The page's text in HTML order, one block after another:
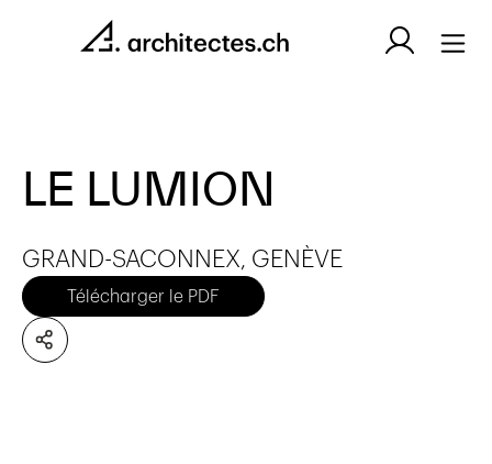
LE LUMION
GRAND-SACONNEX, GENÈVE
Télécharger le PDF